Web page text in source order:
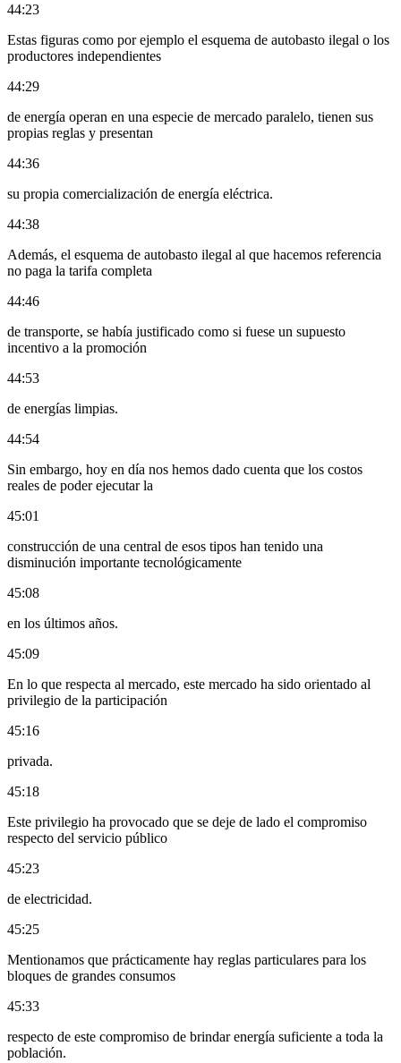
44:23
Estas figuras como por ejemplo el esquema de autobasto ilegal o los
productores independientes
44:29
de energía operan en una especie de mercado paralelo, tienen sus
propias reglas y presentan
44:36
su propia comercialización de energía eléctrica.
44:38
Además, el esquema de autobasto ilegal al que hacemos referencia
no paga la tarifa completa
44:46
de transporte, se había justificado como si fuese un supuesto
incentivo a la promoción
44:53
de energías limpias.
44:54
Sin embargo, hoy en día nos hemos dado cuenta que los costos
reales de poder ejecutar la
45:01
construcción de una central de esos tipos han tenido una
disminución importante tecnológicamente
45:08
en los últimos años.
45:09
En lo que respecta al mercado, este mercado ha sido orientado al
privilegio de la participación
45:16
privada.
45:18
Este privilegio ha provocado que se deje de lado el compromiso
respecto del servicio público
45:23
de electricidad.
45:25
Mentionamos que prácticamente hay reglas particulares para los
bloques de grandes consumos
45:33
respecto de este compromiso de brindar energía suficiente a toda la
población.